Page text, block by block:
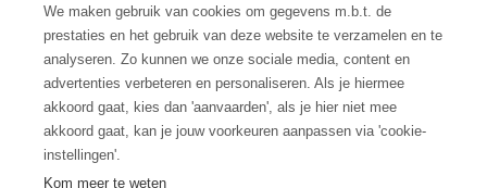
Postes vacants
Foire aux questions
We maken gebruik van cookies om gegevens m.b.t. de
prestaties en het gebruik van deze website te verzamelen en te
analyseren. Zo kunnen we onze sociale media, content en
advertenties verbeteren en personaliseren. Als je hiermee
akkoord gaat, kies dan 'aanvaarden', als je hier niet mee
akkoord gaat, kan je jouw voorkeuren aanpassen via 'cookie-
instellingen'.
Kom meer te weten